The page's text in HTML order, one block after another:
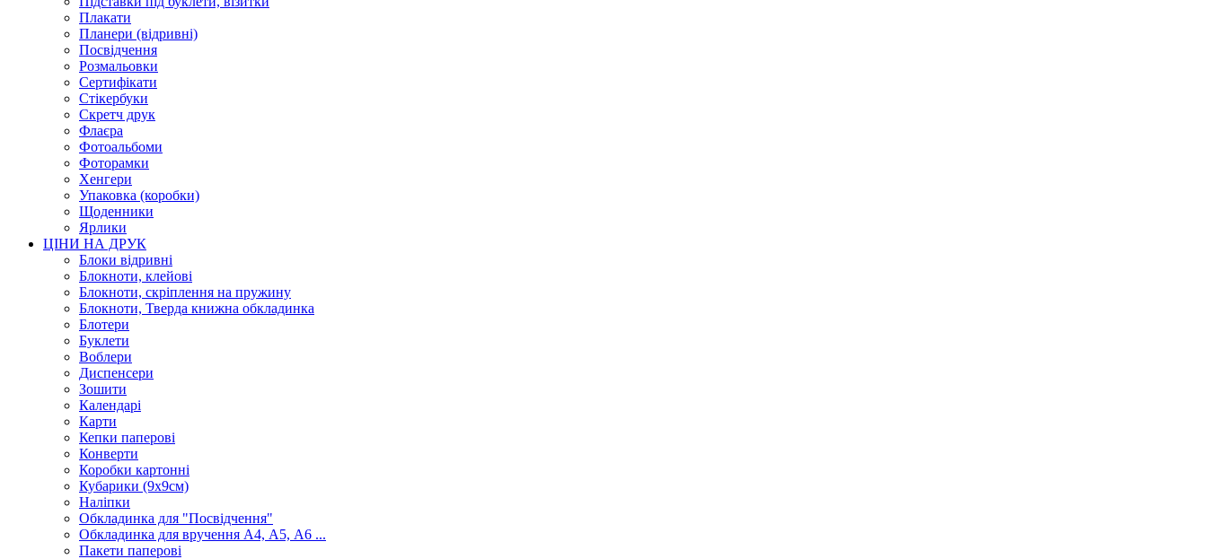
Плакати
Планери (відривні)
Посвідчення
Розмальовки
Сертифікати
Стікербуки
Скретч друк
Флаєра
Фотоальбоми
Фоторамки
Хенгери
Упаковка (коробки)
Щоденники
Ярлики
ЦІНИ НА ДРУК
Блоки відривні
Блокноти, клейові
Блокноти, скріплення на пружину
Блокноти, Тверда книжна обкладинка
Блотери
Буклети
Воблери
Диспенсери
Зошити
Календарі
Карти
Кепки паперові
Конверти
Коробки картонні
Кубарики (9х9см)
Наліпки
Обкладинка для "Посвідчення"
Обкладинка для вручення А4, А5, А6 ...
Пакети паперові